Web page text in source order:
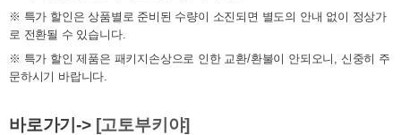
※ 특가 할인은 상품별로 준비된 수량이 소진되면 별도의 안내 없이 정상가
로 전환될 수 있습니다.
※ 특가 할인 제품은 패키지손상으로 인한 교환/환불이 안되오니, 신중히 주
문하시기 바랍니다.
바로가기->[고토부키야]